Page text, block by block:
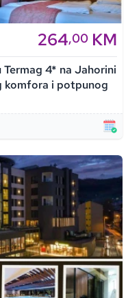
264,00 KM
4* na Jahorini
komfora i potpunog